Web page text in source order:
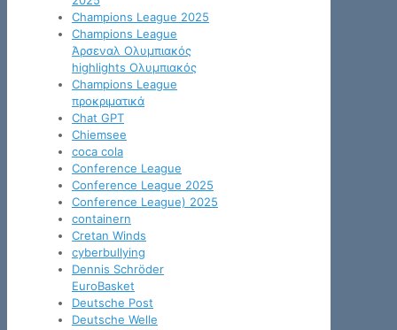
Champions League 2025
Champions League
Άρσεναλ Ολυμπιακός
highlights Ολυμπιακός
Champions League
προκριματικά
Chat GPT
Chiemsee
coca cola
Conference League
Conference League 2025
Conference League) 2025
containern
Cretan Winds
cyberbullying
Dennis Schröder
EuroBasket
Deutsche Post
Deutsche Welle